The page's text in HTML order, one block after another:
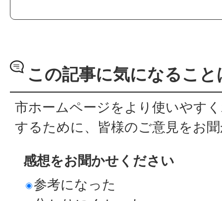
この記事に気になるこ
市ホームページをより使いやす
するために、皆様のご意見をお
感想をお聞かせください
参考になった